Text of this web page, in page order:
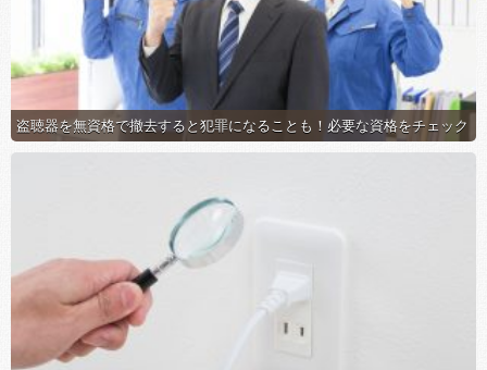
盗聴器を無資格で撤去すると犯罪になることも！必要な資格をチェック